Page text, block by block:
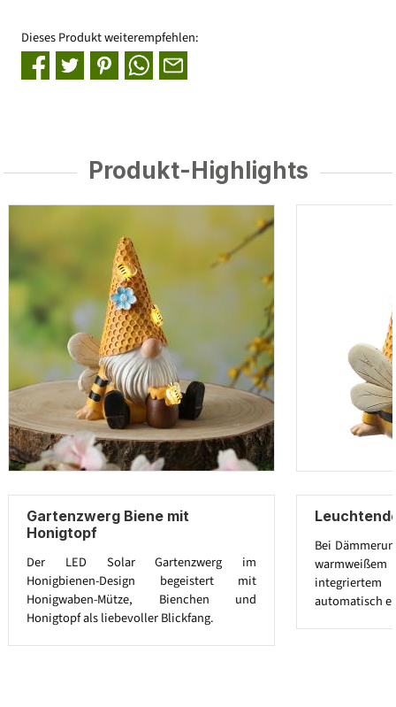
Dieses Produkt weiterempfehlen:
Produkt-Highlights
Gartenzwerg Biene mit
Honigtopf
Der LED Solar Gartenzwerg im
Honigbienen-Design begeistert mit
Honigwaben-Mütze, Bienchen und
Honigtopf als liebevoller Blickfang.
Bei
automatisch